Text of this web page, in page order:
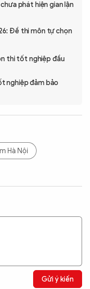
phát hiện gian lận
Đề thi môn tự chọn
thi tốt nghiệp đầu
nghiệp đảm bảo
Hà Nội
Gửi ý kiến